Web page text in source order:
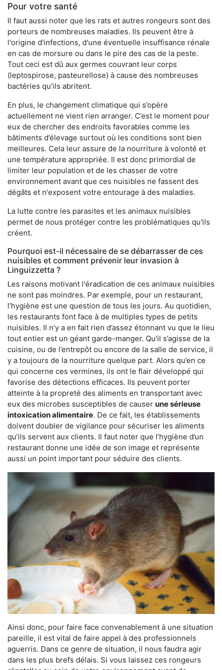
Pour votre santé
Il faut aussi noter que les rats et autres rongeurs sont des
porteurs de nombreuses maladies. Ils peuvent être à
l'origine d'infections, d'une éventuelle insuffisance rénale
en cas de morsure ou dans le pire des cas de la peste.
Tout ceci est dû aux germes couvrant leur corps
(leptospirose, pasteurellose) à cause des nombreuses
bactéries qu’ils abritent.
En plus, le changement climatique qui s’opère
actuellement ne vient rien arranger. C’est le moment pour
eux de chercher des endroits favorables comme les
bâtiments d’élevage surtout où les conditions sont bien
meilleures. Cela leur assure de la nourriture à volonté et
une température appropriée. Il est donc primordial de
limiter leur population et de les chasser de votre
environnement avant que ces nuisibles ne fassent des
dégâts et n'exposent votre entourage à des maladies.
La lutte contre les parasites et les animaux nuisibles
permet de nous protéger contre les problématiques qu'ils
créent.
Pourquoi est-il nécessaire de se débarrasser de ces
nuisibles et comment prévenir leur invasion à
Linguizzetta ?
Les raisons motivant l'éradication de ces animaux nuisibles
ne sont pas moindres. Par exemple, pour un restaurant,
l’hygiène est une question de tous les jours. Au quotidien,
les restaurants font face à de multiples types de petits
nuisibles. Il n’y a en fait rien d’assez étonnant vu que le lieu
tout entier est un géant garde-manger. Qu’il s’agisse de la
cuisine, ou de l’entrepôt ou encore de la salle de service, il
y a toujours de la nourriture quelque part. Alors qu’en ce
qui concerne ces vermines, ils ont le flair développé qui
favorise des détections efficaces. Ils peuvent porter
atteinte à la propreté des aliments en transportant avec
eux des microbes susceptibles de causer une sérieuse
intoxication alimentaire. De ce fait, les établissements
doivent doubler de vigilance pour sécuriser les aliments
qu’ils servent aux clients. Il faut noter que l’hygiène d’un
restaurant donne une idée de son image et représente
aussi un point important pour séduire des clients.
Ainsi donc, pour faire face convenablement à une situation
pareille, il est vital de faire appel à des professionnels
aguerris. Dans ce genre de situation, il nous faudra agir
dans les plus brefs délais. Si vous laissez ces rongeurs